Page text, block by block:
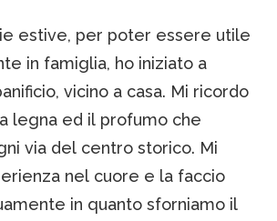
estive, per poter essere utile
in famiglia, ho iniziato a
vicino a casa. Mi ricordo
legna ed il profumo che
via del centro storico. Mi
nel cuore e la faccio
in quanto sforniamo il